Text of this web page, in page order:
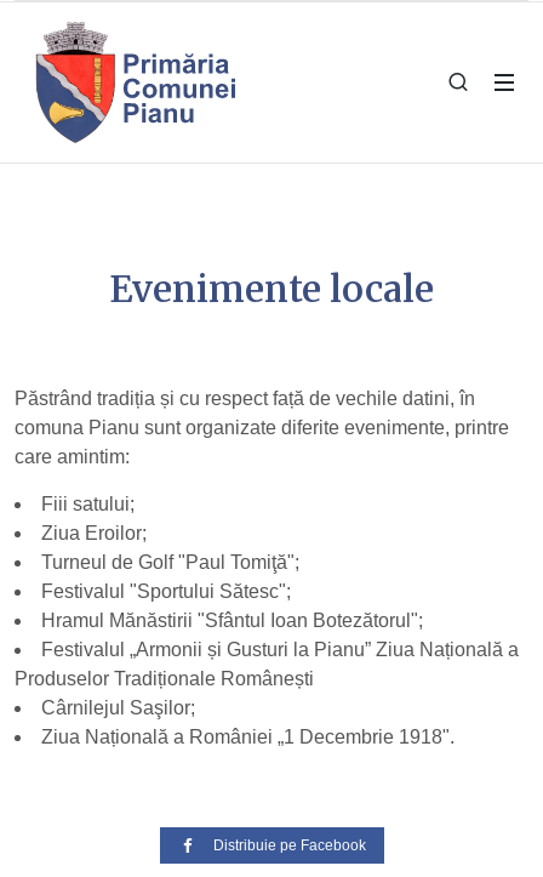
Evenimente locale
Păstrând tradiția și cu respect față de vechile datini, în
comuna Pianu sunt organizate diferite evenimente, printre
care amintim:
Fiii satului;
Ziua Eroilor;
Turneul de Golf "Paul Tomiţă";
Festivalul "Sportului Sătesc";
Hramul Mănăstirii "Sfântul Ioan Botezătorul";
Festivalul „Armonii și Gusturi la Pianu” Ziua Națională a
Produselor Tradiționale Românești
Cârnilejul Saşilor;
Ziua Națională a României „1 Decembrie 1918".
Distribuie pe Facebook